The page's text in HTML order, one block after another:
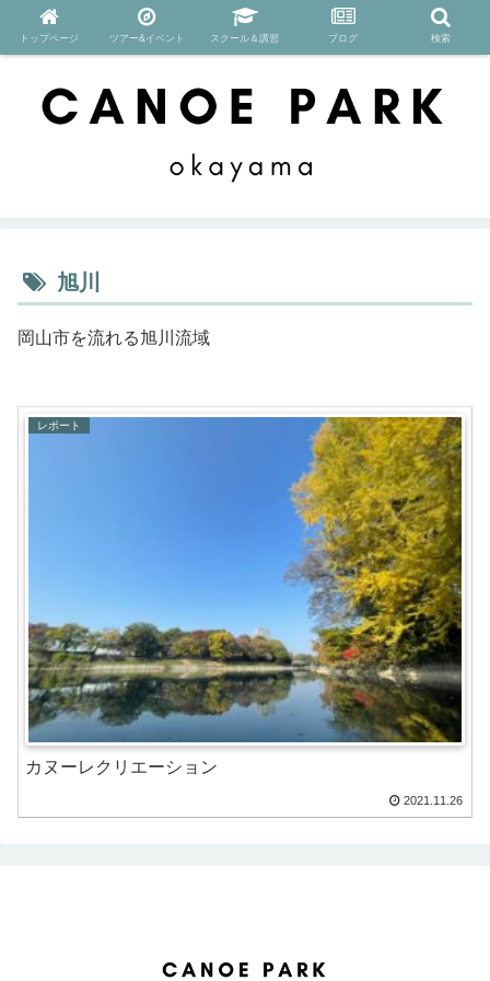
旭川
岡山市を流れる旭川流域
レポート
カヌーレクリエーション
2021.11.26
トップページ ツアー&イベント スクール＆講習 ブログ 検索